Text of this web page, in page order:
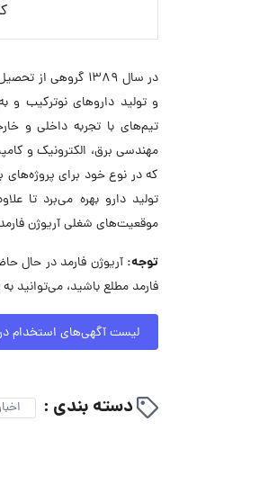
در سال ۱۳۸۹
و تولید داروهای نوترکیب و
تیم‌های با تجربه داخلی و
که در نوع خود برای پروژه‌های
تولید دارو بهره می‌برد تا
موقعیت‌های شغلی آریوژن
توجه:
فارمد مطلع باشید،
لیست آگهی‌های استخدام در
دسته بندی :